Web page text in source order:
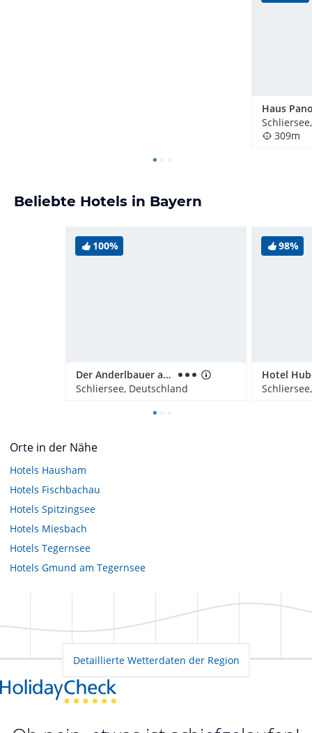
309m
Beliebte Hotels in Bayern
100%
Der Anderlbauer am See
Schliersee, Deutschland
98%
Hotel
Orte in der Nähe
Hotels Hausham
Hotels Fischbachau
Hotels Spitzingsee
Hotels Miesbach
Hotels Tegernsee
Hotels Gmund am Tegernsee
Detaillierte Wetterdaten der Region